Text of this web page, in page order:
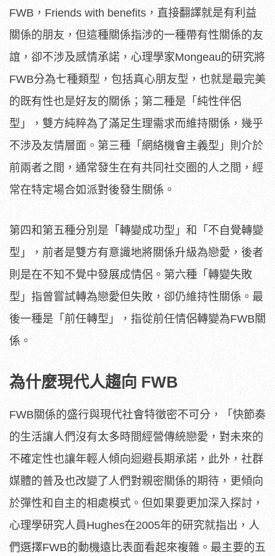
FWB，Friends with benefits，直接翻譯就是有利益
關係的朋友，但這種關係指涉的一種帶有性關係的友
誼，卻不涉及感情承諾，心理學家Mongeau的研究將
FWB分為七種類型，包括真心朋友型，也就是最完美
的既有性也是好友的關係；第二種是「純性伴侶
型」，雙方純粹為了滿足生理需求而維持關係，幾乎
不涉及友情層面。第三種「網絡機會主義型」則介於
前兩者之間，通常發生在有共同社交圈的人之間，經
常在特定場合如派對後發生關係。
第四和第五種分別是「轉變成功型」和「不自覺轉變
型」，前者是雙方有意識地將關係升級為戀愛，後者
則是在不知不覺中發展成情侶。第六種「轉變失敗
型」指曾嘗試轉為戀愛但失敗，卻仍維持性關係。最
後一種是「前任轉型」，指從前任情侶轉變為FWB關
係。
為什麼現代人趨向 FWB
FWB關係的盛行與現代社會特徵密不可分，「快節奏
的生活讓人們沒有太多時間經營傳統戀愛，對未來的
不確定性也讓年輕人傾向迴避長期承諾，此外，社群
媒體的普及也改變了人們對親密關係的期待，更傾向
於彈性和自主的相處模式。但如果要更加深入探討，
心理學研究人員Hughes在2005年的研究就指出，人
們選擇FWB的動機遠比表面看起來複雜。最主要的五